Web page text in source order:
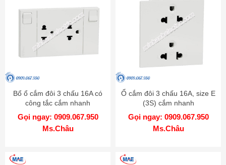
Bổ ổ cắm đôi 3 chấu 16A có
công tắc cắm nhanh
M3T_SIS_WE
Gọi ngay: 0909.067.950
Ms.Châu
Ổ cắm đôi 3 chấu 16A, size E
(3S) cắm nhanh
M3T426UST2_WE
Gọi ngay: 0909.067.950
Ms.Châu